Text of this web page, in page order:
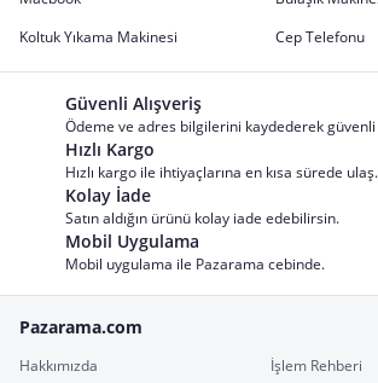
Koltuk Yıkama Makinesi
Cep Telefonu
Güvenli Alışveriş
Ödeme ve adres bilgilerini kaydederek güvenli
Hızlı Kargo
Hızlı kargo ile ihtiyaçlarına en kısa sürede ulaş.
Kolay İade
Satın aldığın ürünü kolay iade edebilirsin.
Mobil Uygulama
Mobil uygulama ile Pazarama cebinde.
Pazarama.com
Hakkımızda
İşlem Rehberi